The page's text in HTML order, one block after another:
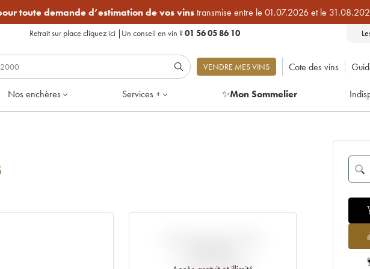
toute demande d’estimation de vos vinstransmise entre le 01.07.2026 et le
Retrait sur place cliquez ici | Un conseil en vin ?01 56 05 86 10
VENDRE MES VINS Cote des vins
Nos enchères Services + ✨Mon Sommelier